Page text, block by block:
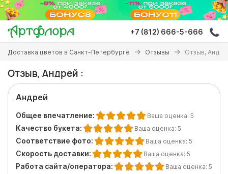
Перейти
основному
содержанию
+7 (812) 666-5-666
Вы
здесь
Доставка цветов в Санкт-Петербурге Отзывы Отзыв,
Отзыв, Андрей :
Андрей
Общее впечатление: Ваша оценка: 5
Качество букета: Ваша оценка: 5
Соответствие фото: Ваша оценка: 5
Скорость доставки: Ваша оценка: 5
Работа сайта/оператора: Ваша оценка: 5